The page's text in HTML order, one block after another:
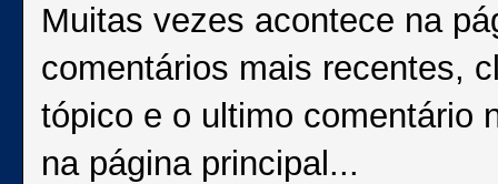
Muitas vezes acontece na
comentários mais recentes,
tópico e o ultimo comentário
na página principal...